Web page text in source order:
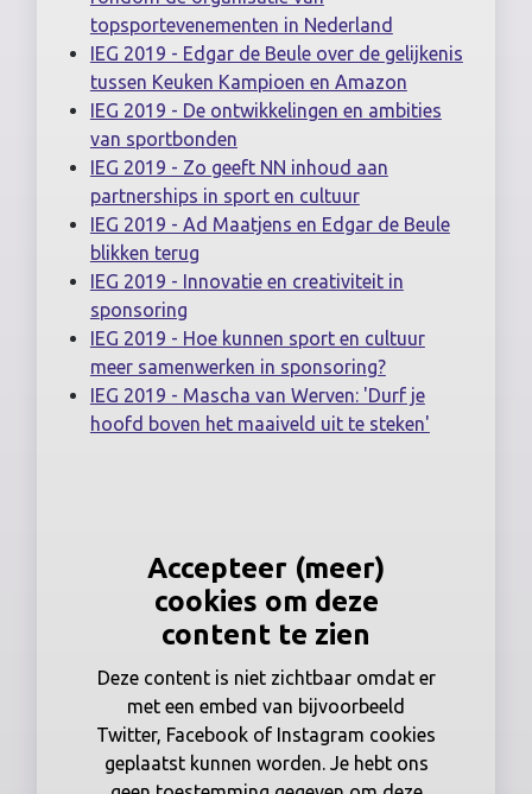
topsportevenementen in Nederland
IEG 2019 - Edgar de Beule over de gelijkenis
tussen Keuken Kampioen en Amazon
IEG 2019 - De ontwikkelingen en ambities
van sportbonden
IEG 2019 - Zo geeft NN inhoud aan
partnerships in sport en cultuur
IEG 2019 - Ad Maatjens en Edgar de Beule
blikken terug
IEG 2019 - Innovatie en creativiteit in
sponsoring
IEG 2019 - Hoe kunnen sport en cultuur
meer samenwerken in sponsoring?
IEG 2019 - Mascha van Werven: 'Durf je
hoofd boven het maaiveld uit te steken'
Accepteer (meer)
cookies om deze
content te zien
Deze content is niet zichtbaar omdat er
met een embed van bijvoorbeeld
Twitter, Facebook of Instagram cookies
geplaatst kunnen worden. Je hebt ons